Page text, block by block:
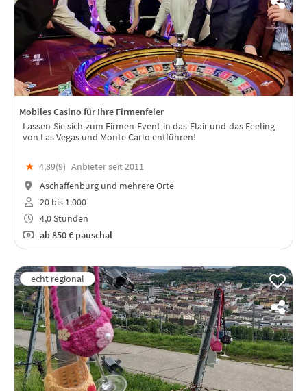
Mobiles Casino für Ihre Firmenfeier
Lassen Sie sich zum Firmen-Event in das Flair und das Feeling
von Las Vegas und Monte Carlo entführen!
★ 4,89(9) Anbieter seit 2011
Aschaffenburg und mehrere Orte
20 bis 1.000
4,0 Stunden
ab850 € pauschal